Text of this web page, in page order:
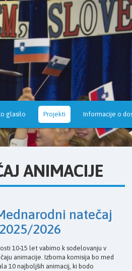
glasilo Projekti Informacije o
ANIMACIJE
natečaj
2026
10-15 let vabimo k sodelovanju v
animacije. Izborna komisija bo med
10 najboljših animacij, ki bodo